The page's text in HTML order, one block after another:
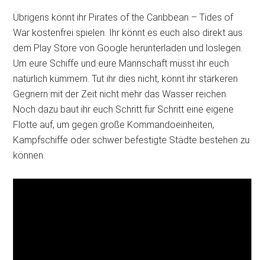
Übrigens könnt ihr Pirates of the Caribbean – Tides of
War kostenfrei spielen. Ihr könnt es euch also direkt aus
dem Play Store von Google herunterladen und loslegen.
Um eure Schiffe und eure Mannschaft müsst ihr euch
natürlich kümmern. Tut ihr dies nicht, könnt ihr stärkeren
Gegnern mit der Zeit nicht mehr das Wasser reichen.
Noch dazu baut ihr euch Schritt für Schritt eine eigene
Flotte auf, um gegen große Kommandoeinheiten,
Kampfschiffe oder schwer befestigte Städte bestehen zu
können.